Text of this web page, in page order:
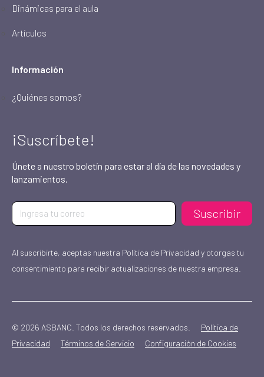
Dinámicas para el aula
Artículos
Información
¿Quiénes somos?
¡Suscríbete!
Únete a nuestro boletín para estar al día de las novedades y
lanzamientos.
Suscribir
Al suscribirte, aceptas nuestra Política de Privacidad y otorgas tu
consentimiento para recibir actualizaciones de nuestra empresa.
© 2026 ASBANC. Todos los derechos reservados.
Política de
Privacidad
Términos de Servicio Configuración de Cookies